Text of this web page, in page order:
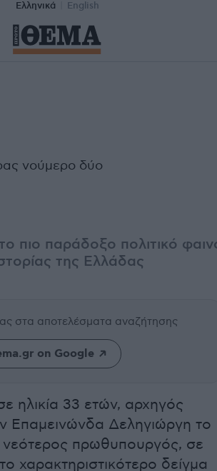
Ελληνικά English
νούμερο δύο
πιο παράδοξο πολιτικό
της Ελλάδας
στα αποτελέσματα αναζήτησης
on Google
ηλικία 33 ετών, αρχηγός
Επαμεινώνδα Δεληγιώργη το
νεότερος πρωθυπουργός, σε
χαρακτηριστικότερο δείγμα